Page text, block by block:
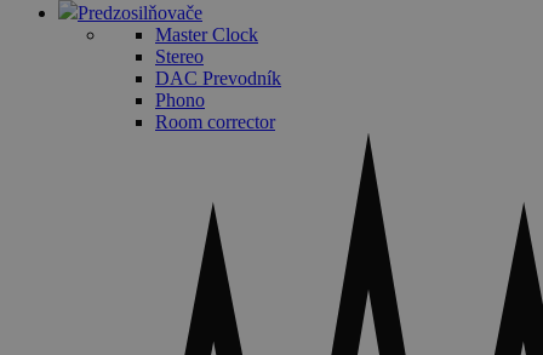
Predzosilňovače
Master Clock
Stereo
DAC Prevodník
Phono
Room corrector